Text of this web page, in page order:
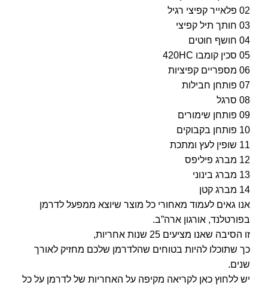
02 פלאייר קפיצי רגיל
03 חותך תיל קפיצי
04 חושף חוטים
05 סכין קומבו 420HC
06 מספריים קפיציות
07 פותחן חבילות
08 סרגל
09 פותחן שימורים
10 פותחן בקבוקים
11 שופין לעץ ומתכת
12 מברג פיליפס
13 מברג בינוני
14 מברג קטן
אנו גאים לעמוד מאחורי כל מוצר שיוצא ממפעל לדרמן
בפורטלנד, אורגון ארה”ב.
זו הסיבה שאנו מציעים 25 שנות אחריות,
כך שתוכלו להיות בטוחים שהלדרמן שלכם מחזיק לאורך
שנים.
יש ללחוץ כאן לקריאה מקיפה על האחריות של לדרמן על כל